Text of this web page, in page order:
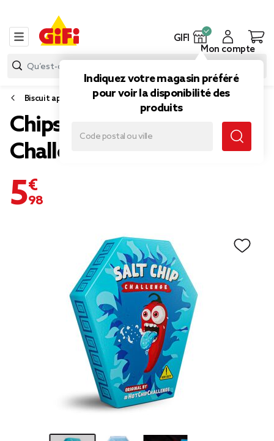
GIFI
Indiquez votre magasin préféré
pour voir la disponibilité des
produits
Mon compte
Biscuit apéritif et snack
Chips ultra salée Hot Chip
Challenge 8gr
5,98 €